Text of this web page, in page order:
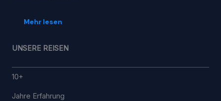
Mehr lesen
UNSERE REISEN
10+
Jahre Erfahrung